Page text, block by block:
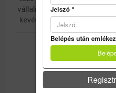
vállalnia. A felelősségteljes
kevés szó esett, mi most
Jelszó *
Belépés után